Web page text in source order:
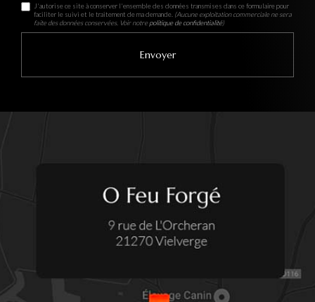
J'autorise ce site à conserver l'ensemble des données transmises dans ce formulaire pour
faciliter le suivi et le traitement de ma demande. (Aucune exploitation commerciale ne sera
faite des données conservées. Voir notrepolitique de confidentialité)